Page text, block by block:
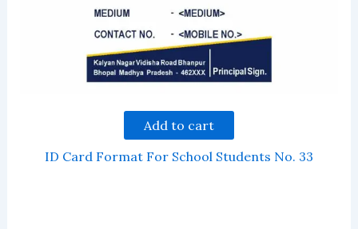
Add to cart
ID Card Format For School Students No. 33